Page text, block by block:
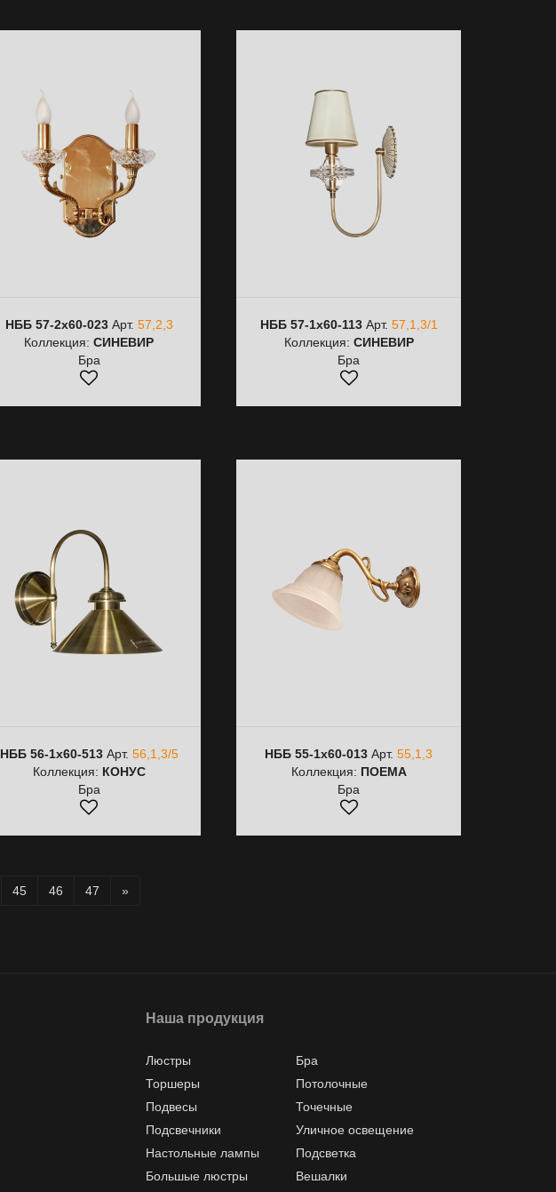
НББ 57-2х60-023Арт. 57,2,3
Коллекция:СИНЕВИР
Бра
НББ 57-1х60-113Арт. 57,1,3/1
Коллекция: СИНЕВИР
Бра
НББ 56-1х60-513Арт. 56,1,3/5
Коллекция: КОНУС
Бра
НББ 55-1х60-013 Арт.55,1,3
Коллекция: ПОЕМА
Бра
45 46 47 »
Наша продукция
Люстры
Бра
Торшеры
Потолочные
Подвесы
Точечные
Подсвечники
Уличное освещение
Настольные лампы
Подсветка
Большые люстры
Вешалки